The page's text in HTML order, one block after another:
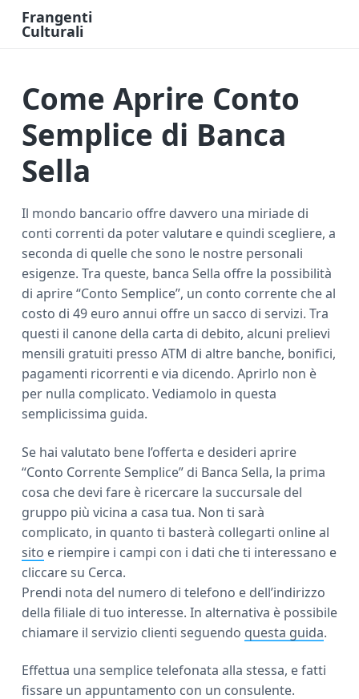
Frangenti
Culturali
r
o
e
F
i
n
n
z
O
n
l
n
e
Come Aprire Conto
Semplice di Banca
Sella
Il mondo bancario offre davvero una miriade di
conti correnti da poter valutare e quindi scegliere, a
seconda di quelle che sono le nostre personali
esigenze. Tra queste, banca Sella offre la possibilità
di aprire “Conto Semplice”, un conto corrente che al
costo di 49 euro annui offre un sacco di servizi. Tra
questi il canone della carta di debito, alcuni prelievi
mensili gratuiti presso ATM di altre banche, bonifici,
pagamenti ricorrenti e via dicendo. Aprirlo non è
per nulla complicato. Vediamolo in questa
semplicissima guida.
Se hai valutato bene l’offerta e desideri aprire
“Conto Corrente Semplice” di Banca Sella, la prima
cosa che devi fare è ricercare la succursale del
gruppo più vicina a casa tua. Non ti sarà
complicato, in quanto ti basterà collegarti online al
sito e riempire i campi con i dati che ti interessano e
cliccare su Cerca.
Prendi nota del numero di telefono e dell’indirizzo
della filiale di tuo interesse. In alternativa è possibile
chiamare il servizio clienti seguendo questa guida.
Effettua una semplice telefonata alla stessa, e fatti
fissare un appuntamento con un consulente.